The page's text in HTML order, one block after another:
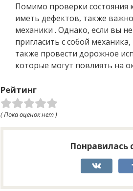
Помимо проверки состояния
иметь дефектов, также
механики . Однако, если вы
пригласить с собой
также провести дорожное
которые могут повлиять на
Рейтинг
( Пока оценок нет )
Понравилась